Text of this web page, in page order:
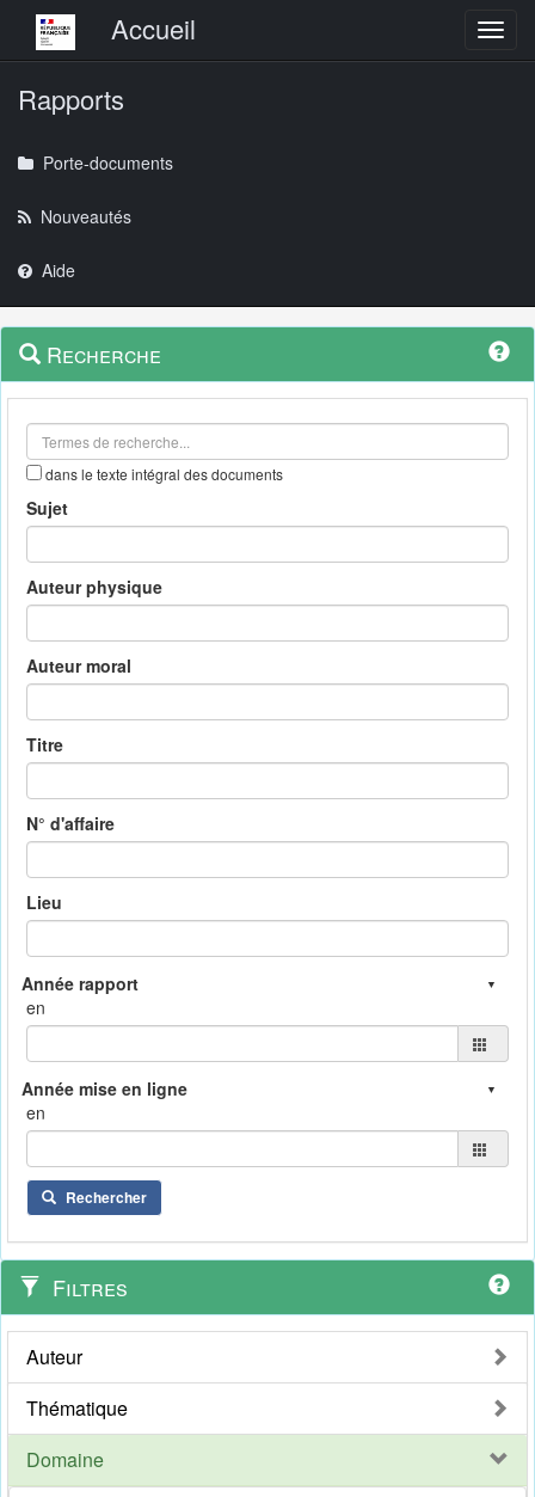
Menu principalAccueil
Rapports
Porte-documents
Nouveautés
Aide
Navigation
outils
Menu
contextuel
Recherche
dans le texte intégral des documents
Sujet
Auteur physique
Auteur moral
Titre
N° d'affaire
Lieu
en
en
Rechercher
Filtres
Auteur
Thématique
Domaine